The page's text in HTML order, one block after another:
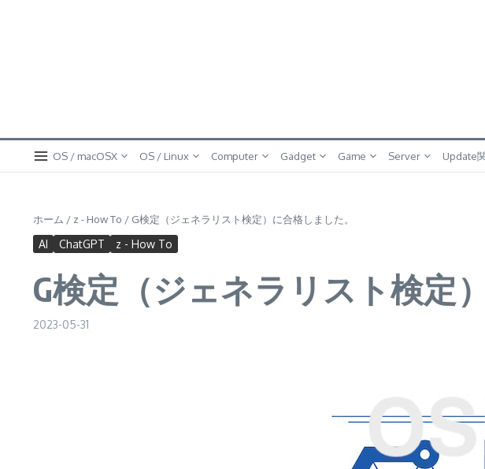
OS / macOSX OS / Linux Computer Gadget Game Server Update
ホーム / z - How To / G検定（ジェネラリスト検定）に合格しました。
AI ChatGPT z - How To
G検定（ジェネラリスト検定
2023-05-31